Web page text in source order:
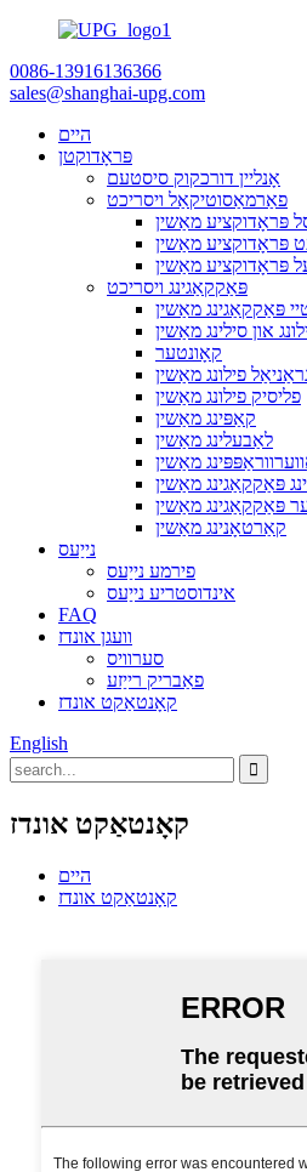
0086-13916136366
sales@shanghai-upg.com
היים
פּראָדוקטן
אָנליין דורכקוק סיסטעם
פאַרמאַסוטיקאַל ויסריכט
פּראָדוקציע מאַשין
פּראָדוקציע מאַשין
פּראָדוקציע מאַשין
פּאַקקאַגינג ויסריכט
פּאַקקאַגינג מאַשין
און סילינג מאַשין
קאָונטער
פילונג מאַשין
פליסיק פילונג מאַשין
קאַפּינג מאַשין
לאַבעלינג מאַשין
מאַשין
פּאַקקאַגינג מאַשין
פּאַקקאַגינג מאַשין
קאַרטאָנינג מאַשין
נייַעס
פירמע נייַעס
אינדוסטריע נייַעס
FAQ
וועגן אונדז
סערוויס
פאַבריק רייַזע
קאָנטאַקט אונדז
English
קאָנטאַקט אונדז
היים
קאָנטאַקט אונדז